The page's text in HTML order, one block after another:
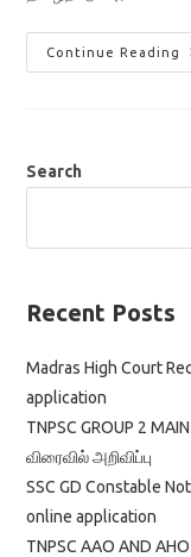
Continue Reading
Search
Recent Posts
Madras High Court
application
TNPSC GROUP 2
விரைவில் அறிவிப்பு
SSC GD Constable
online application
TNPSC AAO AND